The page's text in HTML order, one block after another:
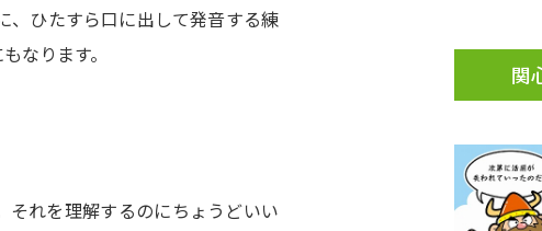
データサイエンス特集
新学年スタート号特集ページ（高3生用）
オープンキャンパスなどを調べる
、ひたすら口に出して発音する練
なります。
それを理解するのにちょうどいい
関